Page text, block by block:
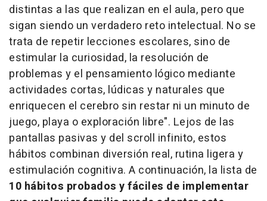
distintas a las que realizan en el aula, pero que
sigan siendo un verdadero reto intelectual. No se
trata de repetir lecciones escolares, sino de
estimular la curiosidad, la resolución de
problemas y el pensamiento lógico mediante
actividades cortas, lúdicas y naturales que
enriquecen el cerebro sin restar ni un minuto de
juego, playa o exploración libre". Lejos de las
pantallas pasivas y del scroll infinito, estos
hábitos combinan diversión real, rutina ligera y
estimulación cognitiva. A continuación, la lista de
10 hábitos probados y fáciles de implementar